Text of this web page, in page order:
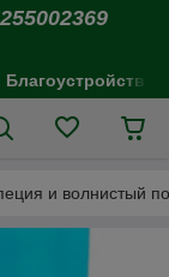
и волнистый